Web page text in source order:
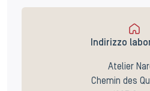
Indirizzo
Atelier
Chemin des